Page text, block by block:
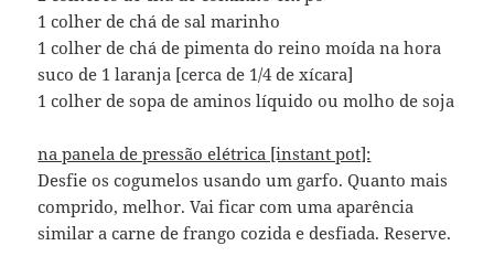
1 colher de chá de sal marinho
1 colher de chá de pimenta do reino moída na hora
suco de 1 laranja [cerca de 1/4 de xícara]
1 colher de sopa de aminos líquido ou molho de soja
na panela de pressão elétrica [instant pot]:
Desfie os cogumelos usando um garfo. Quanto mais
comprido, melhor. Vai ficar com uma aparência
similar a carne de frango cozida e desfiada. Reserve.